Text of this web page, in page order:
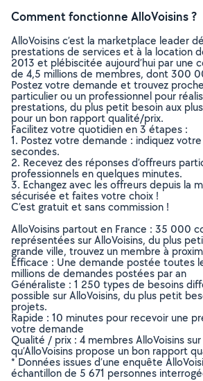
Comment fonctionne AlloVoisins ?
AlloVoisins c’est la marketplace leader
prestations de services et à la location
2013 et plébiscitée aujourd’hui par une
de 4,5 millions de membres, dont 300
Postez votre demande et trouvez
particulier ou un professionnel pour
prestations, du plus petit besoin aux
pour un bon rapport qualité/prix.
Facilitez votre quotidien en 3 étapes :
1. Postez votre demande : indiquez
secondes.
2. Recevez des réponses d’offreurs
professionnels en quelques minutes.
3. Echangez avec les offreurs depuis la
sécurisée et faites votre choix !
C’est gratuit et sans commission !
AlloVoisins partout en France : 35 000
représentées sur AlloVoisins, du plus
grande ville, trouvez un membre à
Efficace : Une demande postée toutes
millions de demandes postées par an
Généraliste : 1 250 types de besoins
possible sur AlloVoisins, du plus petit
projets.
Rapide : 10 minutes pour recevoir une
votre demande
Qualité / prix : 4 membres AlloVoisins
qu’AlloVoisins propose un bon rapport
* Données issues d’une enquête
échantillon de 5 671 personnes